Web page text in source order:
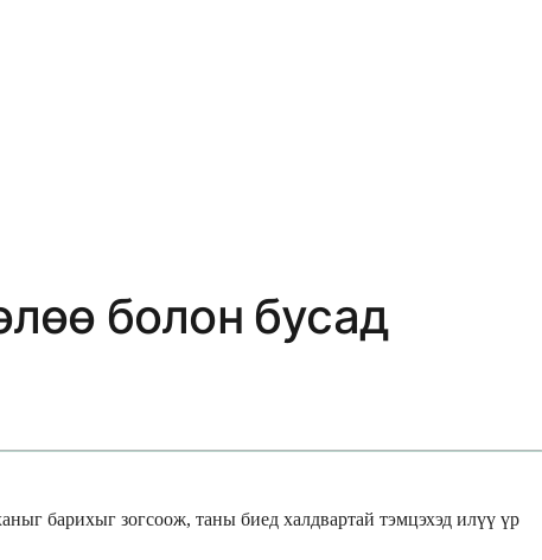
болон бусад
барихыг зогсоож, таны биед халдвартай тэмцэхэд илүү үр